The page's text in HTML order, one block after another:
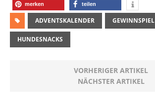
merken teilen
ADVENTSKALENDER GEWINNSPIEL
HUNDESNACKS
VORHERIGER ARTIKEL
NÄCHSTER ARTIKEL